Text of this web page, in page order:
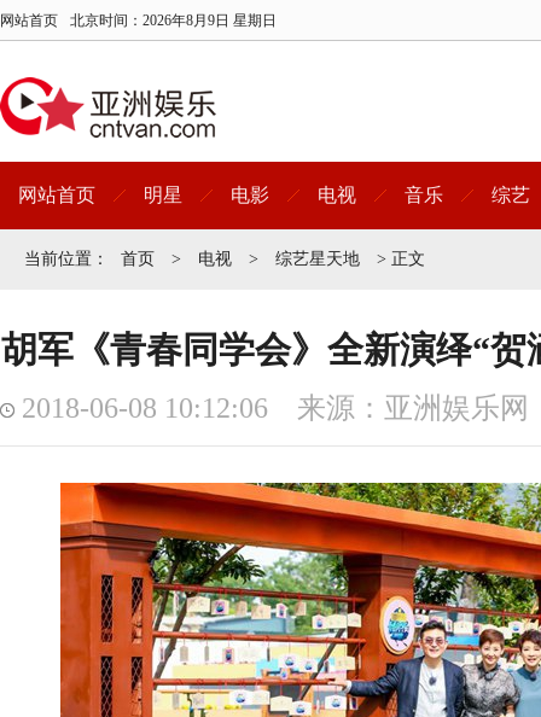
网站首页 北京时间： 2026年8月9日 星期日
网站首页 明星 电影 电视 音乐 综艺
当前位置： 首页 > 电视 > 综艺星天地 > 正文
胡军《青春同学会》全新演绎“贺
2018-06-08 10:12:06 来源：亚洲娱乐网